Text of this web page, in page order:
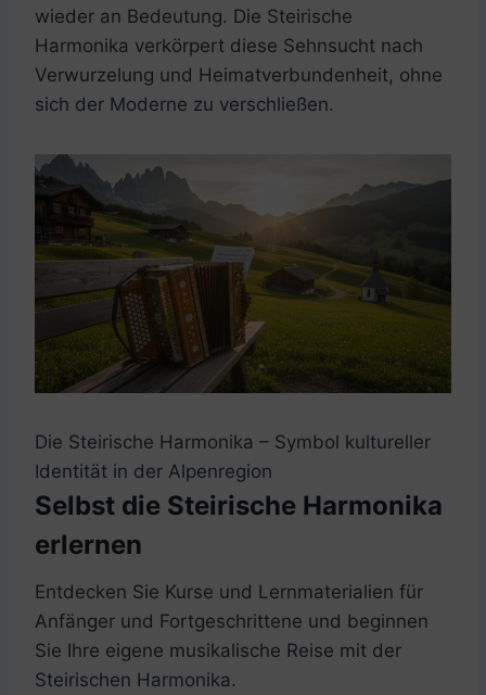
wieder an Bedeutung. Die Steirische
Harmonika verkörpert diese Sehnsucht nach
Verwurzelung und Heimatverbundenheit, ohne
sich der Moderne zu verschließen.
Die Steirische Harmonika – Symbol kultureller
Identität in der Alpenregion
Selbst die Steirische Harmonika
erlernen
Entdecken Sie Kurse und Lernmaterialien für
Anfänger und Fortgeschrittene und beginnen
Sie Ihre eigene musikalische Reise mit der
Steirischen Harmonika.